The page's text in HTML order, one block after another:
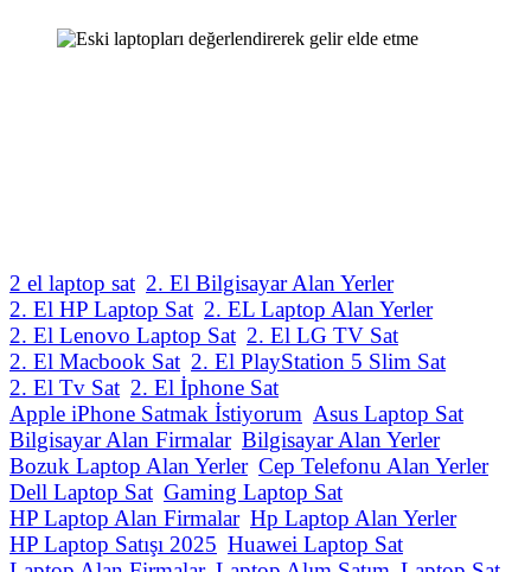
2 el laptop sat 2. El Bilgisayar Alan Yerler
2. El HP Laptop Sat 2. EL Laptop Alan Yerler
2. El Lenovo Laptop Sat 2. El LG TV Sat
2. El Macbook Sat 2. El PlayStation 5 Slim Sat
2. El Tv Sat 2. El İphone Sat
Apple iPhone Satmak İstiyorum Asus Laptop Sat
Bilgisayar Alan Firmalar Bilgisayar Alan Yerler
Bozuk Laptop Alan Yerler Cep Telefonu Alan Yerler
Dell Laptop Sat Gaming Laptop Sat
HP Laptop Alan Firmalar Hp Laptop Alan Yerler
HP Laptop Satışı 2025 Huawei Laptop Sat